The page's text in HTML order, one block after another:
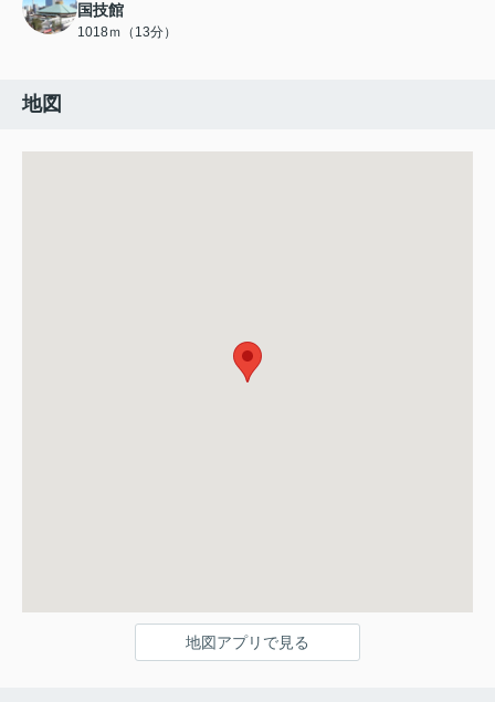
国技館
1018ｍ（13分）
地図
地図アプリで見る